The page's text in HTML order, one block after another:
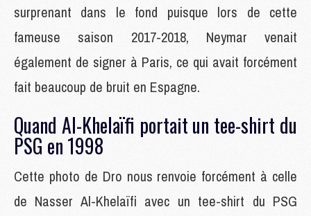
surprenant dans le fond puisque lors de cette
fameuse saison 2017-2018, Neymar venait
également de signer à Paris, ce qui avait forcément
fait beaucoup de bruit en Espagne.
Quand Al-Khelaïfi portait un tee-shirt du
PSG en 1998
Cette photo de Dro nous renvoie forcément à celle
de Nasser Al-Khelaïfi avec un tee-shirt du PSG